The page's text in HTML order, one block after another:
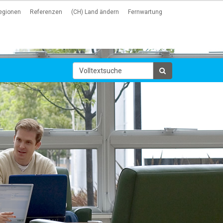
Referenzen (CH) Land ändern Fernwartung